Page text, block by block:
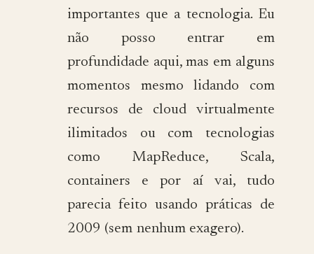
importantes que a tecnologia. Eu
não posso entrar em
profundidade aqui, mas em alguns
momentos mesmo lidando com
recursos de cloud virtualmente
ilimitados ou com tecnologias
como MapReduce, Scala,
containers e por aí vai, tudo
parecia feito usando práticas de
2009 (sem nenhum exagero).